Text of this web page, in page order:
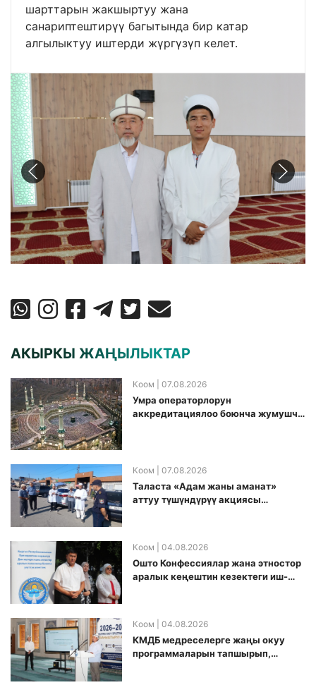
шарттарын жакшыртуу жана
санариптештирүү багытында бир катар
алгылыктуу иштерди жүргүзүп келет.
АКЫРКЫ ЖАҢЫЛЫКТАР
Коом | 07.08.2026
Умра операторлорун
аккредитациялоо боюнча жумушчу
Коом | 07.08.2026
Таласта «Адам жаны аманат»
аттуу түшүндүрүү акциясы
Коом | 04.08.2026
Ошто Конфессиялар жана этностор
аралык кеңештин кезектеги иш-
Коом | 04.08.2026
КМДБ медреселерге жаңы окуу
программаларын тапшырып,